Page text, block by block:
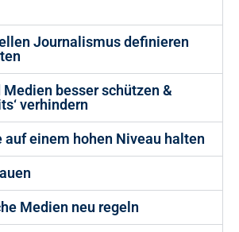
Journalismus definieren
Medien besser schützen &
verhindern
auf einem hohen Niveau halten
Medien neu regeln